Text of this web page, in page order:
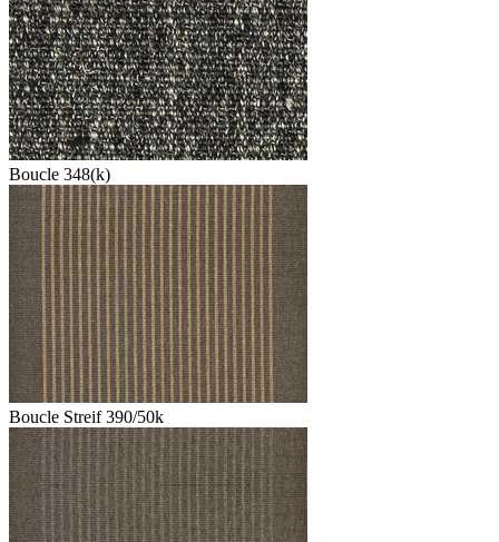
Boucle 348(k)
Boucle Streif 390/50k